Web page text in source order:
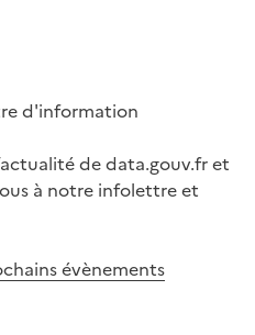
d'information
de data.gouv.fr et
à notre infolettre et
évènements